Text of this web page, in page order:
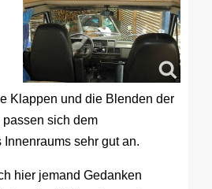
Klappen und die Blenden der
passen sich dem
sehr gut an.
hier jemand Gedanken